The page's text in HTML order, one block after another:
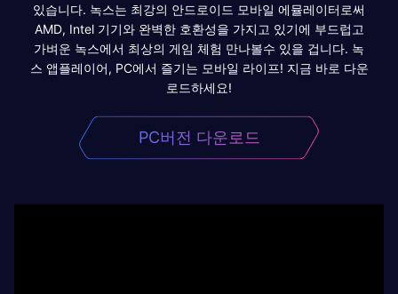
있습니다. 녹스는 최강의 안드로이드 모바일 에뮬레이터로써
AMD, Intel 기기와 완벽한 호환성을 가지고 있기에 부드럽고
가벼운 녹스에서 최상의 게임 체험 만나볼수 있을 겁니다. 녹
스 앱플레이어, PC에서 즐기는 모바일 라이프! 지금 바로 다운
로드하세요!
PC버전 다운로드